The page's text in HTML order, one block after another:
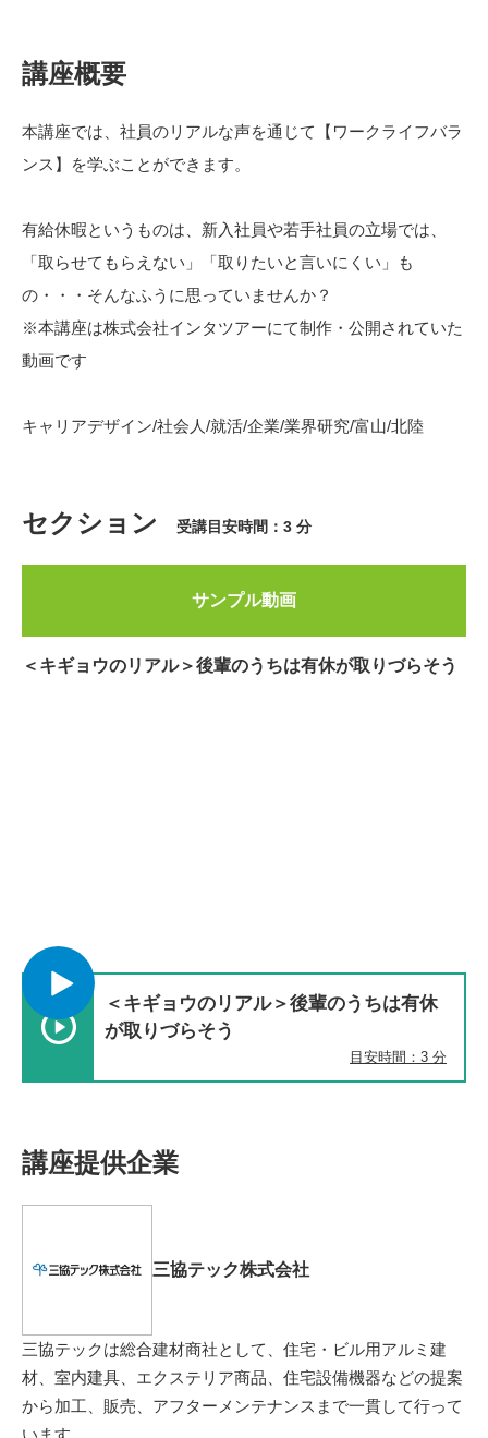
講座概要
本講座では、社員のリアルな声を通じて【ワークライフバラ
ンス】を学ぶことができます。
有給休暇というものは、新入社員や若手社員の立場では、
「取らせてもらえない」「取りたいと言いにくい」も
の・・・そんなふうに思っていませんか？
※本講座は株式会社インタツアーにて制作・公開されていた
動画です
キャリアデザイン/社会人/就活/企業/業界研究/富山/北陸
セクション 受講目安時間：3 分
＜キギョウのリアル＞後輩のうちは有休
が取りづらそう
目安時間：3 分
サンプル動画
＜キギョウのリアル＞後輩のうちは有休が取りづらそう
講座提供企業
三協テック株式会社
三協テックは総合建材商社として、住宅・ビル用アルミ建
材、室内建具、エクステリア商品、住宅設備機器などの提案
から加工、販売、アフターメンテナンスまで一貫して行って
います。